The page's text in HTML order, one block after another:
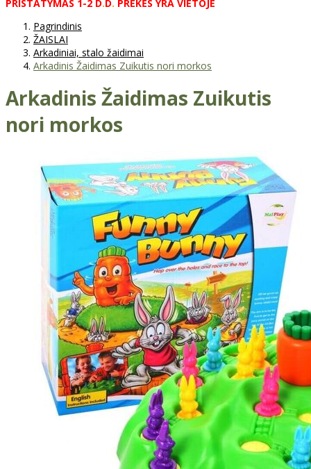
PRISTATYMAS 1-2 D. D. PREKĖS YRA VIETOJE
Pagrindinis
ŽAISLAI
Arkadiniai, stalo žaidimai
Arkadinis Žaidimas Zuikutis nori morkos
Arkadinis Žaidimas Zuikutis
nori morkos